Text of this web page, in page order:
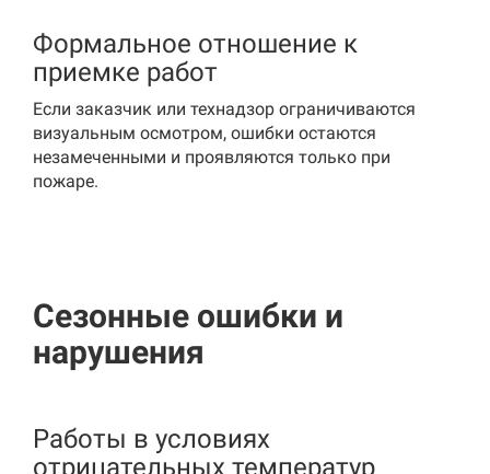
Формальное отношение к
приемке работ
Если заказчик или технадзор ограничиваются
визуальным осмотром, ошибки остаются
незамеченными и проявляются только при
пожаре.
Сезонные ошибки и
нарушения
Работы в условиях
отрицательных температур